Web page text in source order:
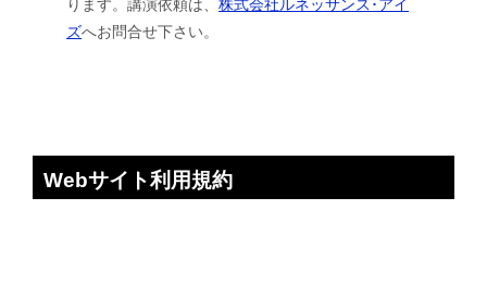
ります。講演依頼は、株式会社ルネッサンス･アイ
ズへお問合せ下さい。
Webサイト利用規約